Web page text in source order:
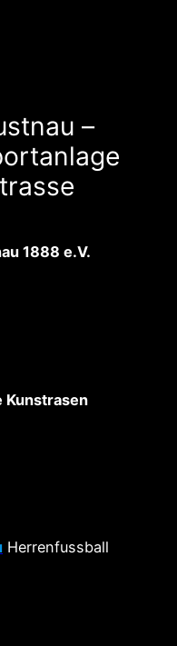
–
1888 e.V.
Kunstrasen
Herrenfussball